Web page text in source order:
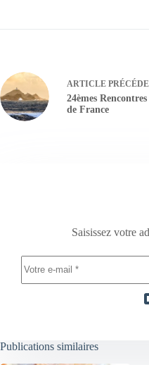
ARTICLE
24èmes
de France
Saisissez votre
Publications similaires